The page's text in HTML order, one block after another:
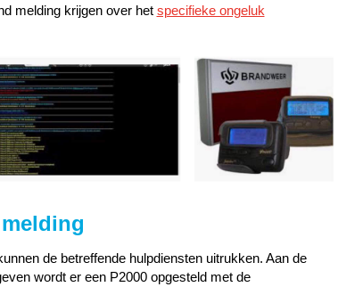
melding krijgen over het specifieke ongeluk
de betreffende hulpdiensten uitrukken. Aan de
wordt er een P2000 opgesteld met de